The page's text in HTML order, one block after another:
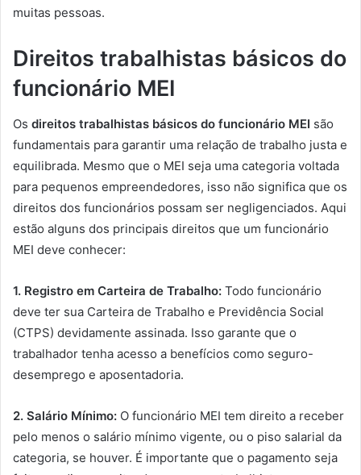
muitas pessoas.
Direitos trabalhistas básicos do
funcionário MEI
Os direitos trabalhistas básicos do funcionário MEI são
fundamentais para garantir uma relação de trabalho justa e
equilibrada. Mesmo que o MEI seja uma categoria voltada
para pequenos empreendedores, isso não significa que os
direitos dos funcionários possam ser negligenciados. Aqui
estão alguns dos principais direitos que um funcionário
MEI deve conhecer:
1. Registro em Carteira de Trabalho: Todo funcionário
deve ter sua Carteira de Trabalho e Previdência Social
(CTPS) devidamente assinada. Isso garante que o
trabalhador tenha acesso a benefícios como seguro-
desemprego e aposentadoria.
2. Salário Mínimo: O funcionário MEI tem direito a receber
pelo menos o salário mínimo vigente, ou o piso salarial da
categoria, se houver. É importante que o pagamento seja